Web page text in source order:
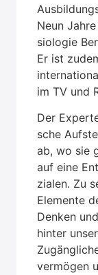
Neun
sio­lo­gie
Er ist
im TV und
Der
sche
ab, wo sie
auf eine
zia­len. Zu
Ele­men­te
Den­ken
hin­ter
ver­mö­gen